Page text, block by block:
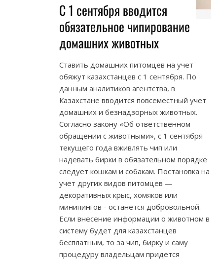
С 1 сентября вводится
обязательное чипирование
домашних животных
Ставить домашних питомцев на учет
обяжут казахстанцев с 1 сентября. По
данным аналитиков агентства, в
Казахстане вводится повсеместный учет
домашних и безнадзорных животных.
Согласно закону «Об ответственном
обращении с животными», с 1 сентября
текущего года вживлять чип или
надевать бирки в обязательном порядке
следует кошкам и собакам. Постановка на
учет других видов питомцев —
декоративных крыс, хомяков или
минипингов - останется добровольной.
Если внесение информации о животном в
систему будет для казахстанцев
бесплатным, то за чип, бирку и саму
процедуру владельцам придется